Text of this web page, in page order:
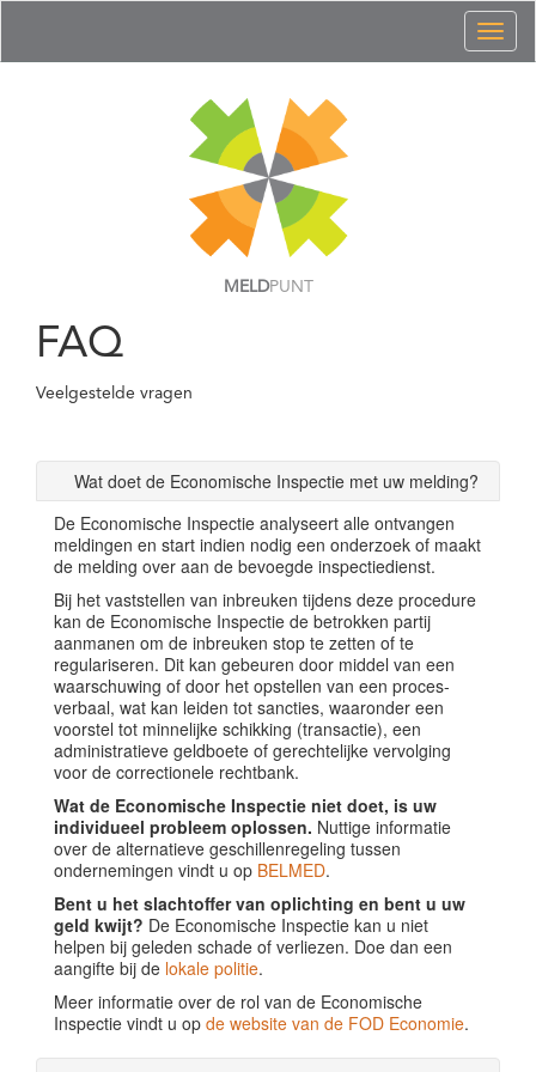
MELDPUNT
FAQ
Veelgestelde vragen
Wat doet de Economische Inspectie met uw melding?
De Economische Inspectie analyseert alle ontvangen
meldingen en start indien nodig een onderzoek of maakt
de melding over aan de bevoegde inspectiedienst.
Bij het vaststellen van inbreuken tijdens deze procedure
kan de Economische Inspectie de betrokken partij
aanmanen om de inbreuken stop te zetten of te
regulariseren. Dit kan gebeuren door middel van een
waarschuwing of door het opstellen van een proces-
verbaal, wat kan leiden tot sancties, waaronder een
voorstel tot minnelijke schikking (transactie), een
administratieve geldboete of gerechtelijke vervolging
voor de correctionele rechtbank.
Wat de Economische Inspectie niet doet, is uw
individueel probleem oplossen. Nuttige informatie
over de alternatieve geschillenregeling tussen
ondernemingen vindt u op BELMED.
Bent u het slachtoffer van oplichting en bent u uw
geld kwijt? De Economische Inspectie kan u niet
helpen bij geleden schade of verliezen. Doe dan een
aangifte bij de lokale politie.
Meer informatie over de rol van de Economische
Inspectie vindt u op de website van de FOD Economie.